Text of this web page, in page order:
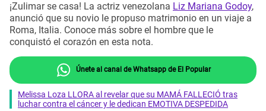
¡Zulimar se casa! La actriz venezolana Liz Mariana Godoy,
anunció que su novio le propuso matrimonio en un viaje a
Roma, Italia. Conoce más sobre el hombre que le
conquistó el corazón en esta nota.
Únete al canal de Whatsapp de El Popular
Melissa Loza LLORA al revelar que su MAMÁ FALLECIÓ tras
luchar contra el cáncer y le dedican EMOTIVA DESPEDIDA